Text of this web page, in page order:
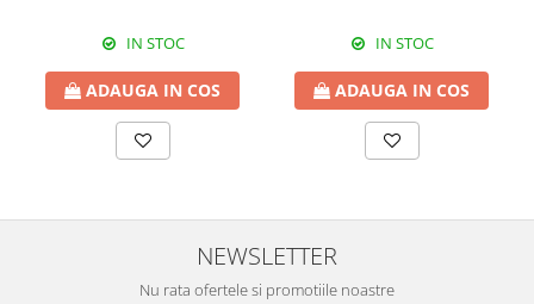
IN STOC
ADAUGA IN COS
IN STOC
ADAUGA IN COS
NEWSLETTER
Nu rata ofertele si promotiile noastre